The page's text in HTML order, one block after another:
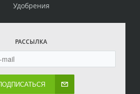
Удобрения
РАССЫЛКА